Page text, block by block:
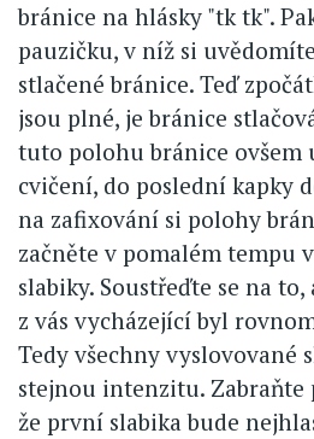
bránice na hlásky "tk tk".
pauzičku, v níž si
stlačené bránice. Teď
jsou plné, je bránice
tuto polohu bránice ovšem
cvičení, do poslední kapky
na zafixování si polohy
začněte v pomalém tempu
slabiky. Soustřeďte se na
z vás vycházející byl
Tedy všechny vyslovované
stejnou intenzitu. Zabraňte
že první slabika bude